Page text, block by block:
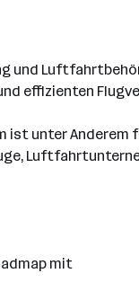
und
effizienten
ist unter Anderem
mit